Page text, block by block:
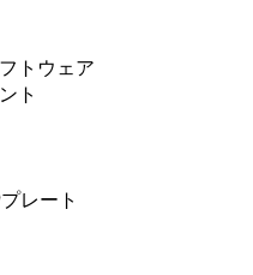
トウェア
ト
レート